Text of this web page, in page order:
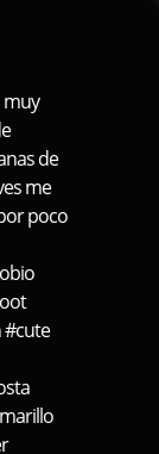
muy
de
me
poco
#cute